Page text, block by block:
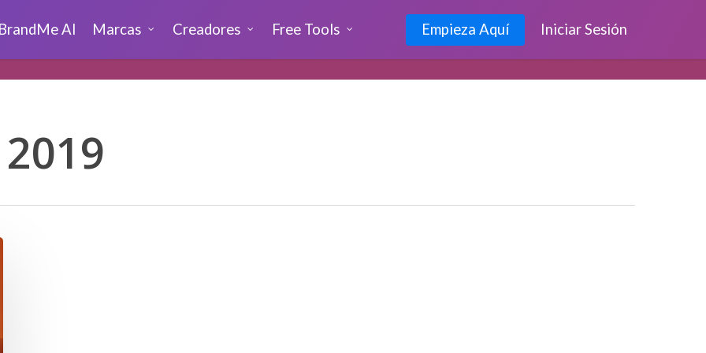
BrandMe AI Marcas Creadores Free Tools Empieza Aquí Iniciar Sesión